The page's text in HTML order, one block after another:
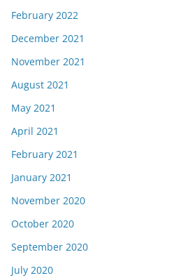
February 2022
December 2021
November 2021
August 2021
May 2021
April 2021
February 2021
January 2021
November 2020
October 2020
September 2020
July 2020